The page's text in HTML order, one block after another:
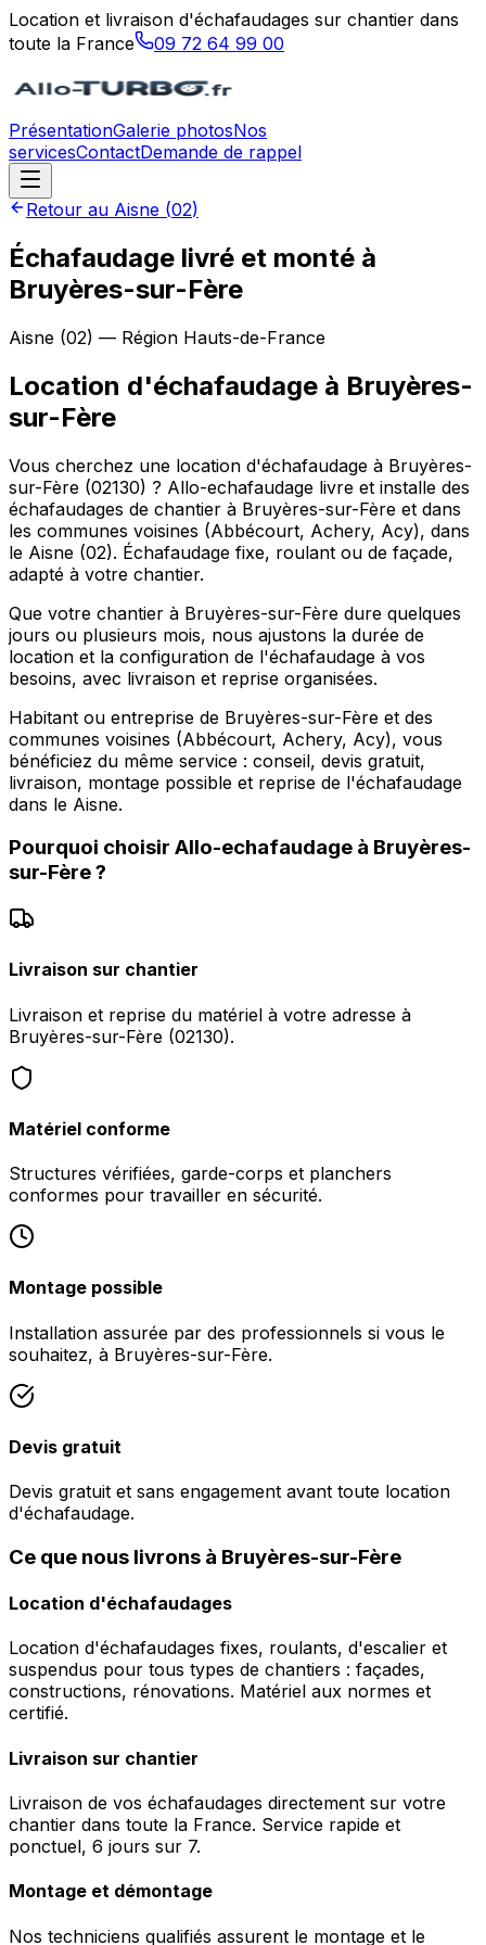
Location et livraison d'échafaudages sur chantier dans
toute la France
09 72 64 99 00
PrésentationGalerie photosNos
servicesContactDemande de rappel
Retour au Aisne (02)
Échafaudage livré et monté à
Bruyères-sur-Fère
Aisne (02) — Région Hauts-de-France
Location d'échafaudage à Bruyères-
sur-Fère
Vous cherchez une location d'échafaudage à Bruyères-
sur-Fère (02130) ? Allo-echafaudage livre et installe des
échafaudages de chantier à Bruyères-sur-Fère et dans
les communes voisines (Abbécourt, Achery, Acy), dans
le Aisne (02). Échafaudage fixe, roulant ou de façade,
adapté à votre chantier.
Que votre chantier à Bruyères-sur-Fère dure quelques
jours ou plusieurs mois, nous ajustons la durée de
location et la configuration de l'échafaudage à vos
besoins, avec livraison et reprise organisées.
Habitant ou entreprise de Bruyères-sur-Fère et des
communes voisines (Abbécourt, Achery, Acy), vous
bénéficiez du même service : conseil, devis gratuit,
livraison, montage possible et reprise de l'échafaudage
dans le Aisne.
Pourquoi choisir Allo-echafaudage à Bruyères-
sur-Fère?
Livraison sur chantier
Livraison et reprise du matériel à votre adresse à
Bruyères-sur-Fère (02130).
Matériel conforme
Structures vérifiées, garde-corps et planchers
conformes pour travailler en sécurité.
Montage possible
Installation assurée par des professionnels si vous le
souhaitez, à Bruyères-sur-Fère.
Devis gratuit
Devis gratuit et sans engagement avant toute location
d'échafaudage.
Ce que nous livrons à Bruyères-sur-Fère
Location d'échafaudages
Location d'échafaudages fixes, roulants, d'escalier et
suspendus pour tous types de chantiers : façades,
constructions, rénovations. Matériel aux normes et
certifié.
Livraison sur chantier
Livraison de vos échafaudages directement sur votre
chantier dans toute la France. Service rapide et
ponctuel, 6 jours sur 7.
Montage et démontage
Nos techniciens qualifiés assurent le montage et le